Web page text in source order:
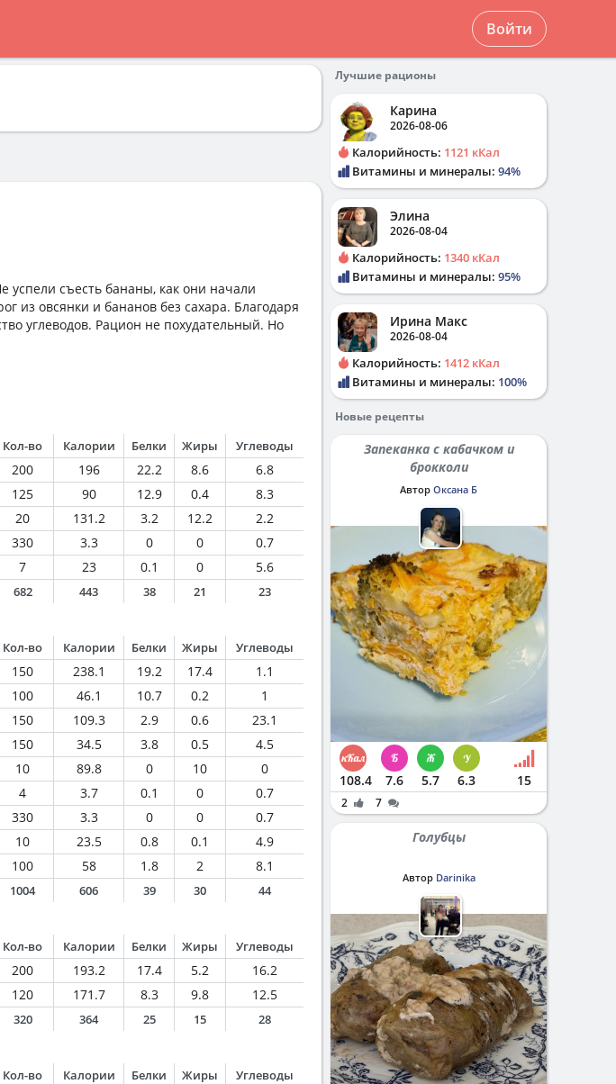
Войти
съесть бананы, как они начали
из овсянки и бананов без сахара. Благодаря
углеводов. Рацион не похудательный. Но
Кол-во Калории Белки Жиры Углеводы
200 196 22.2 8.6
6.8
125 90 12.9 0.4
8.3
20 131.2 3.2 12.2
2.2
330 3.3 0 0
0.7
7 23 0.1 0
5.6
682 443 38 21 23
Кол-во Калории Белки Жиры Углеводы
150 238.1 19.2 17.4
1.1
100 46.1 10.7 0.2
1
150 109.3 2.9 0.6
23.1
150 34.5 3.8 0.5
4.5
10 89.8 0 10
0
4 3.7 0.1 0
0.7
330 3.3 0 0
0.7
10 23.5 0.8 0.1
4.9
100 58 1.8 2
8.1
1004 606 39 30 44
Кол-во Калории Белки Жиры Углеводы
200 193.2 17.4 5.2
16.2
120 171.7 8.3 9.8
12.5
320 364 25 15 28
Кол-во Калории Белки Жиры Углеводы
Лучшие рационы
Карина
2026-08-06
Калорийность: 1121 кКал
Витамины и минералы: 94%
Элина
2026-08-04
Калорийность: 1340 кКал
Витамины и минералы: 95%
Ирина Макс
2026-08-04
Калорийность: 1412 кКал
Витамины и минералы: 100%
Новые рецепты
Запеканка с кабачком и
брокколи
Автор Оксана Б
108.4 7.6 5.7 6.3 15
2 7
Голубцы
Автор Darinika